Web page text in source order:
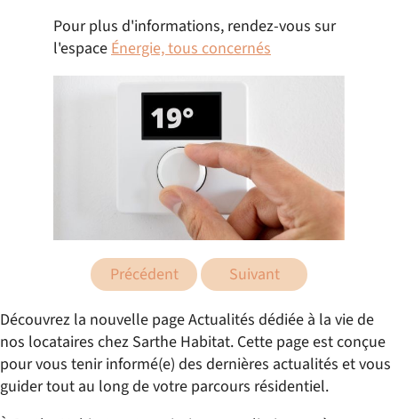
Pour plus d'informations, rendez-vous sur
l'espaceÉnergie, tous concernés
Précédent Suivant
Découvrez la nouvelle page Actualités dédiée à la vie de
nos locataires chez Sarthe Habitat. Cette page est conçue
pour vous tenir informé(e) des dernières actualités et vous
guider tout au long de votre parcours résidentiel.